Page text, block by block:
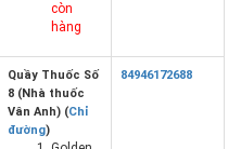
còn
hàng
Quầy Thuốc Số
8 (Nhà thuốc
Vân Anh) (Chỉ
đường)
84946172688